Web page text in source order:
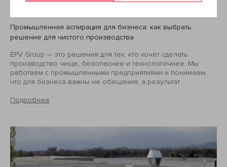
Промышленная аспирация для бизнеса: как выбрать
решение для чистого производства
EPV Group — это решения для тех, кто хочет сделать
производство чище, безопаснее и технологичнее. Мы
работаем с промышленными предприятиями и понимаем,
что для бизнеса важны не обещания, а результат.
Подробнее